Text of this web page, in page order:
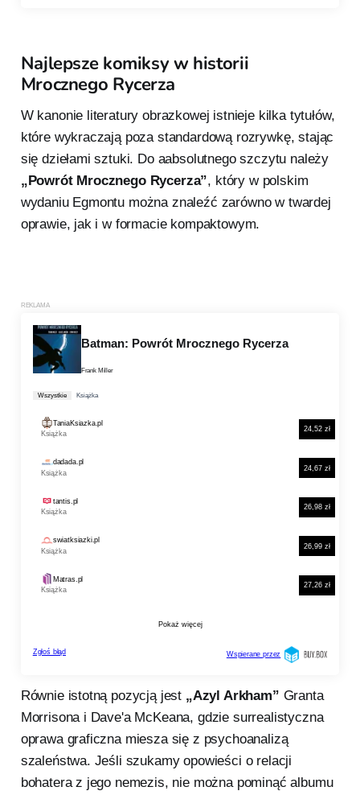
Najlepsze komiksy w historii
Mrocznego Rycerza
W kanonie literatury obrazkowej istnieje kilka tytułów,
które wykraczają poza standardową rozrywkę, stając
się dziełami sztuki. Do aabsolutnego szczytu należy
„Powrót Mrocznego Rycerza”, który w polskim
wydaniu Egmontu można znaleźć zarówno w twardej
oprawie, jak i w formacie kompaktowym.
Równie istotną pozycją jest „Azyl Arkham” Granta
Morrisona i Dave'a McKeana, gdzie surrealistyczna
oprawa graficzna miesza się z psychoanalizą
szaleństwa. Jeśli szukamy opowieści o relacji
bohatera z jego nemezis, nie można pominąć albumu